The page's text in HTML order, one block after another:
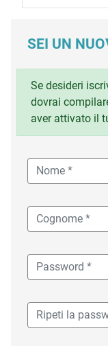
SEI UN
Se desideri
dovrai
aver attivato il